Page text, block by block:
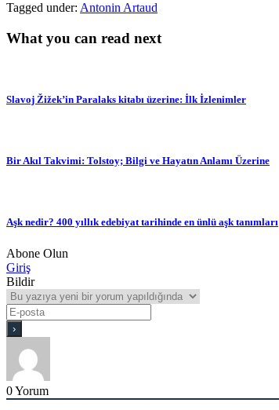
Tagged under: Antonin Artaud
What you can read next
Slavoj Žižek’in Paralaks kitabı üzerine: İlk İzlenimler
Bir Akıl Takvimi: Tolstoy; Bilgi ve Hayatın Anlamı Üzerine
Aşk nedir? 400 yıllık edebiyat tarihinde en ünlü aşk tanımları
Abone Olun
Giriş
Bildir
0Yorum